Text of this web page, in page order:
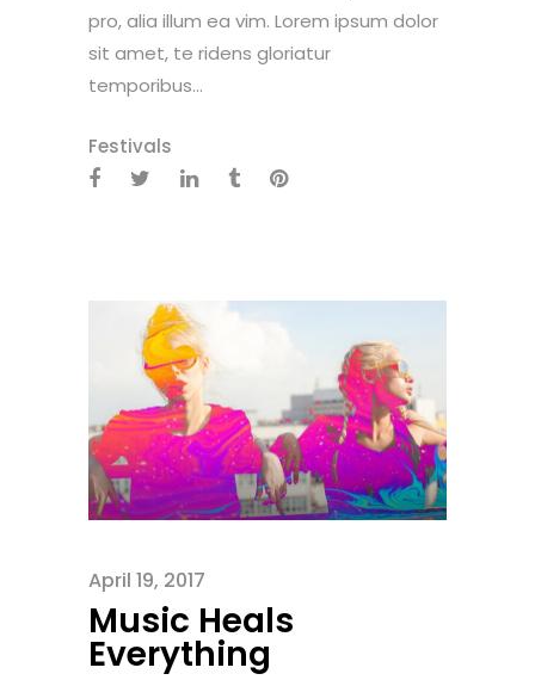
pro, alia illum ea vim. Lorem ipsum dolor
sit amet, te ridens gloriatur
temporibus...
Festivals
April 19, 2017
Music Heals
Everything